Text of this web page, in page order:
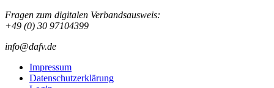
Fragen zum digitalen Verbandsausweis:
+49 (0) 30 97104399
info@dafv.de
Impressum
Datenschutzerklärung